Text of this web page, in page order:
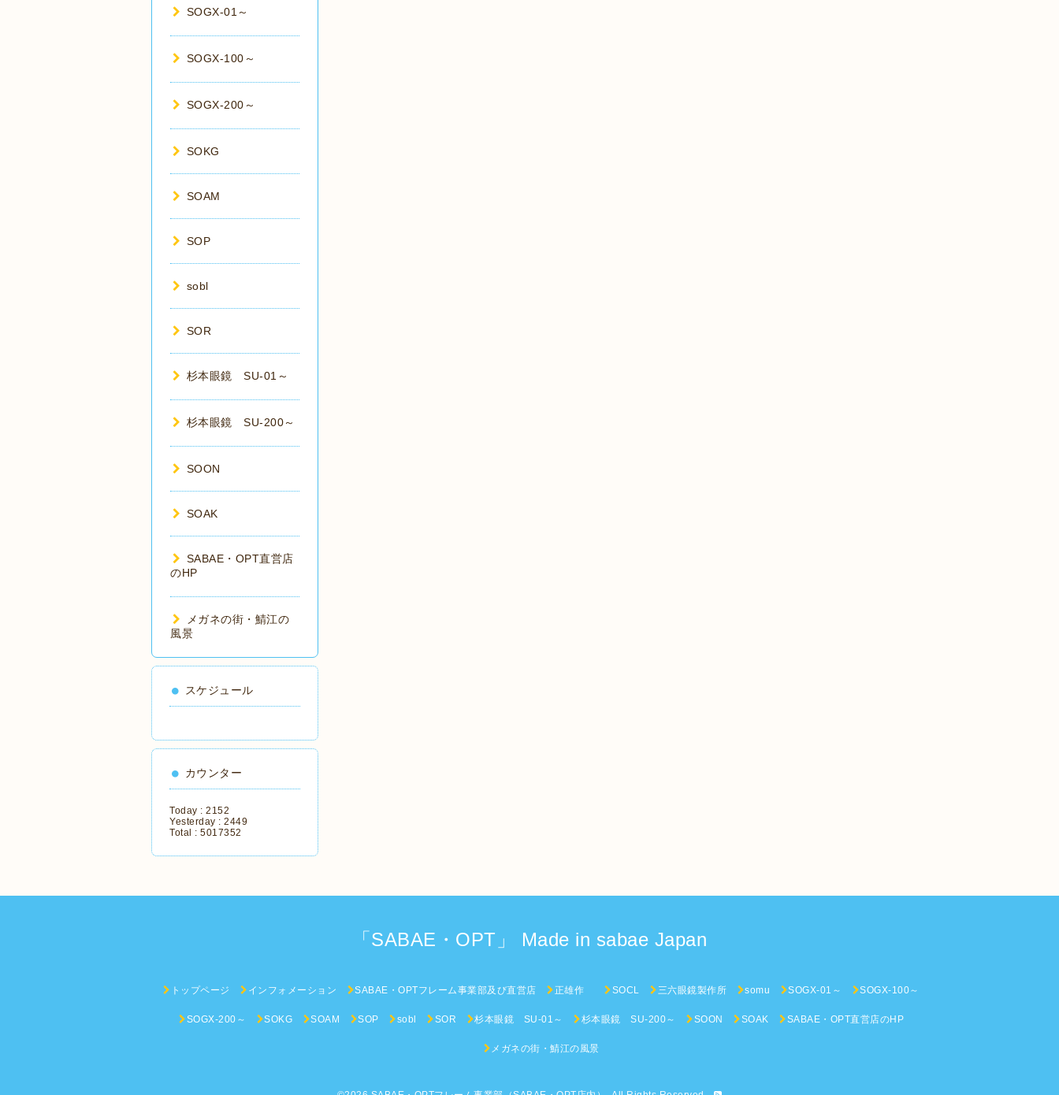
SOGX-01～
SOGX-100～
SOGX-200～
SOKG
SOAM
SOP
sobl
SOR
杉本眼鏡 SU-01～
杉本眼鏡 SU-200～
SOON
SOAK
SABAE・OPT直営店
のHP
メガネの街・鯖江の
風景
スケジュール
カウンター
Today : 2152
Yesterday : 2449
Total : 5017352
「SABAE・OPT」 Made in sabae Japan
トップページ インフォメーション SABAE・OPTフレーム事業部及び直営店 正雄作 SOCL 三六眼鏡製作所 somu SOGX-01～ SOGX-100～
SOGX-200～ SOKG SOAM SOP sobl SOR 杉本眼鏡 SU-01～ 杉本眼鏡 SU-200～ SOON SOAK SABAE・OPT直営店のHP
メガネの街・鯖江の風景